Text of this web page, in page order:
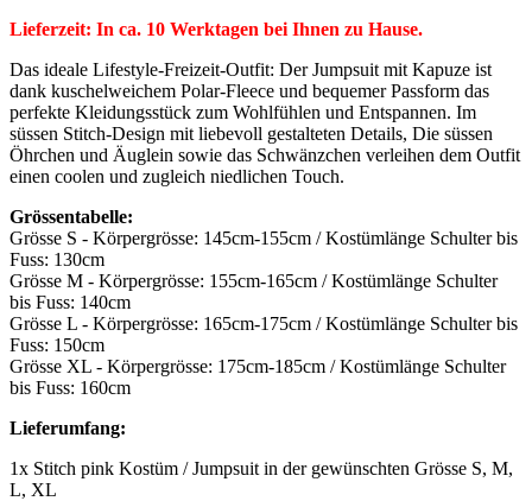
Lieferzeit: In ca. 10 Werktagen bei Ihnen zu Hause.
Das ideale Lifestyle-Freizeit-Outfit: Der Jumpsuit mit Kapuze ist
dank kuschelweichem Polar-Fleece und bequemer Passform das
perfekte Kleidungsstück zum Wohlfühlen und Entspannen. Im
süssen Stitch-Design mit liebevoll gestalteten Details, Die süssen
Öhrchen und Äuglein sowie das Schwänzchen verleihen dem Outfit
einen coolen und zugleich niedlichen Touch.
Grössentabelle:
Grösse S - Körpergrösse: 145cm-155cm / Kostümlänge Schulter bis
Fuss: 130cm
Grösse M - Körpergrösse: 155cm-165cm / Kostümlänge Schulter
bis Fuss: 140cm
Grösse L - Körpergrösse: 165cm-175cm / Kostümlänge Schulter bis
Fuss: 150cm
Grösse XL - Körpergrösse: 175cm-185cm / Kostümlänge Schulter
bis Fuss: 160cm
Lieferumfang:
1x Stitch pink Kostüm / Jumpsuit in der gewünschten Grösse S, M,
L, XL